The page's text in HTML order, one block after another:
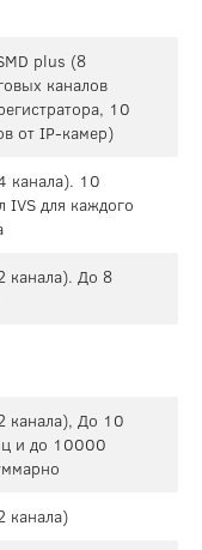
plus (8
каналов
10
от IP-камер)
канала). 10
IVS для каждого
канала). До 8
канала), До 10
и до 10000
канала)